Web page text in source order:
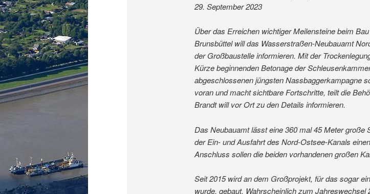
29. September 2023
Über das Erreichen wichtiger Meilensteine beim
Brunsbüttel will das Wasserstraßen-Neubauamt
der Großbaustelle informieren. Mit der
Kürze beginnenden Betonage der
abgeschlossenen jüngsten Nassbaggerkampagne
voran und macht sichtbare Fortschritte, teilt die
Brandt will vor Ort zu den Details informieren.
Das Neubauamt lässt eine 360 mal 45 Meter
der Ein- und Ausfahrt des Nord-Ostsee-Kanals
Anschluss sollen die beiden vorhandenen großen
Seit 2015 wird an dem Großprojekt, für das sogar
wurde, gebaut. Wahrscheinlich zum Jahreswechsel